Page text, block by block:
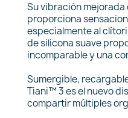
Su vibración
proporciona
especialmente al
de silicona suave
incomparable y una
Sumergible,
Tiani™ 3 es el nuevo
compartir múltiples